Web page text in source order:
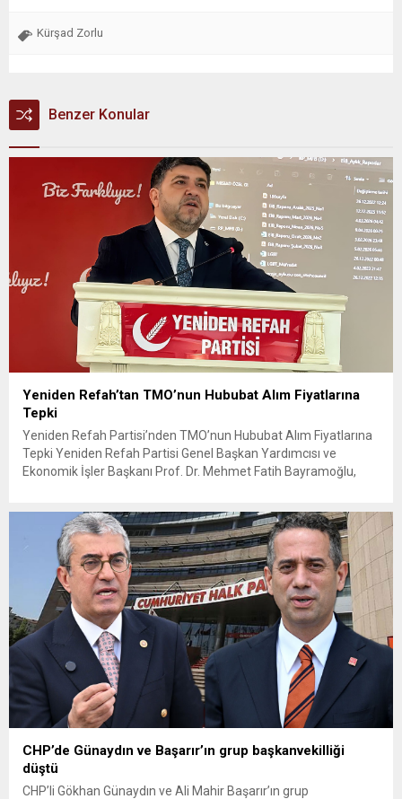
Kürşad Zorlu
Benzer Konular
Yeniden Refah’tan TMO’nun Hububat Alım Fiyatlarına
Tepki
Yeniden Refah Partisi’nden TMO’nun Hububat Alım Fiyatlarına
Tepki Yeniden Refah Partisi Genel Başkan Yardımcısı ve
Ekonomik İşler Başkanı Prof. Dr. Mehmet Fatih Bayramoğlu,
fiyatların çiftçinin artan maliyetlerini karşılamaktan uzak
olduğunu savunarak fiyatların yeniden değerlendirilmesi
çağrısında...
CHP’de Günaydın ve Başarır’ın grup başkanvekilliği
düştü
CHP’li Gökhan Günaydın ve Ali Mahir Başarır’ın grup